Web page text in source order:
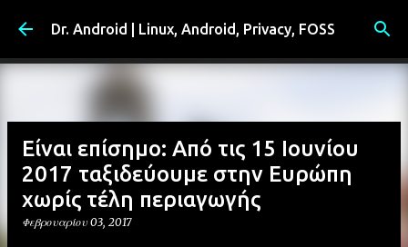
Μετάβαση στο κύριο περιεχόμενο
Dr. Android | Linux, Android, Privacy, FOSS
Είναι επίσημο: Από τις 15 Ιουνίου
2017 ταξιδεύουμε στην Ευρώπη
χωρίς τέλη περιαγωγής
Φεβρουαρίου 03, 2017